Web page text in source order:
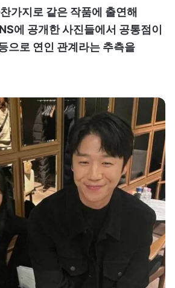
가지로 같은 작품에 출연해
에 공개한 사진들에서 공통점이
으로 연인 관계라는 추측을